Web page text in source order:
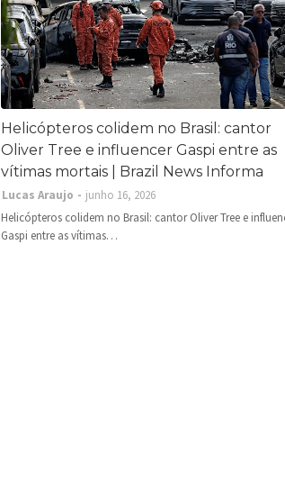
Helicópteros colidem no Brasil: cantor
Oliver Tree e influencer Gaspi entre as
vítimas mortais | Brazil News Informa
Lucas Araujo
junho 16, 2026
Helicópteros colidem no Brasil: cantor Oliver Tree e
Gaspi entre as vítimas…